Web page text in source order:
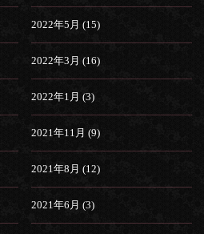
2022年5月 (15)
2022年3月 (16)
2022年1月 (3)
2021年11月 (9)
2021年8月 (12)
2021年6月 (3)